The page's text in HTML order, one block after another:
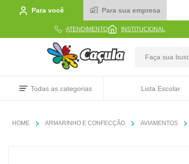
Para você Para sua empresa
ATENDIMENTO INSTITUCIONAL
Todas as categorias Lista Escolar
ARMARINHO E CONFECÇÃO AVIAMENTOS
TERMOS MAIS BUSCADOS
linha